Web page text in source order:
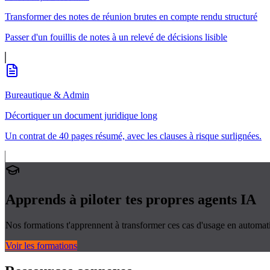
Transformer des notes de réunion brutes en compte rendu structuré
Passer d'un fouillis de notes à un relevé de décisions lisible
Bureautique & Admin
Décortiquer un document juridique long
Un contrat de 40 pages résumé, avec les clauses à risque surlignées.
Apprends à piloter tes propres agents IA
Nos formations t'apprennent à transformer ces cas d'usage en
Voir les formations